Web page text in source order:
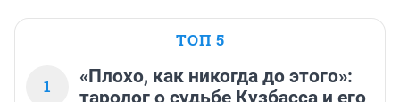
ТОП 5
1
«Плохо, как никогда до этого»:
таролог о судьбе Кузбасса и его